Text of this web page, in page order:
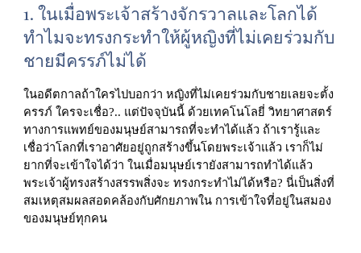
1. ในเมื่อพระเจ้าสร้างจักรวาลและโลกได้
ทำไมจะทรงกระทำให้ผู้หญิงที่ไม่เคยร่วมกับ
ชายมีครรภ์ไม่ได้
ในอดีตกาลถ้าใครไปบอกว่า หญิงที่ไม่เคยร่วมกับชายเลยจะตั้ง
ครรภ์ ใครจะเชื่อ?.. แต่ปัจจุบันนี้ ด้วยเทคโนโลยี่ วิทยาศาสตร์
ทางการแพทย์ของมนุษย์สามารถที่จะทำได้แล้ว ถ้าเรารู้และ
เชื่อว่าโลกที่เราอาศัยอยู่ถูกสร้างขึ้นโดยพระเจ้าแล้ว เราก็ไม่
ยากที่จะเข้าใจได้ว่า ในเมื่อมนุษย์เรายังสามารถทำได้แล้ว
พระเจ้าผู้ทรงสร้างสรรพสิ่งจะ ทรงกระทำไม่ได้หรือ? นี่เป็นสิ่งที่
สมเหตุสมผลสอดคล้องกับศักยภาพใน การเข้าใจที่อยู่ในสมอง
ของมนุษย์ทุกคน